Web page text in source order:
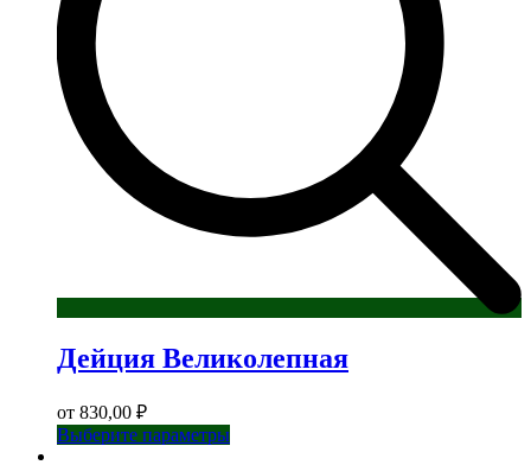
Дейция Великолепная
от 830,00 ₽
Выберите параметрыЭтот